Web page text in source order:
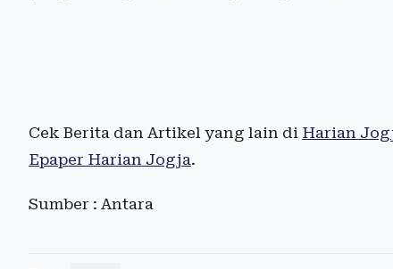
Cek Berita dan Artikel yang lain di Harian
Epaper Harian Jogja.
Sumber : Antara